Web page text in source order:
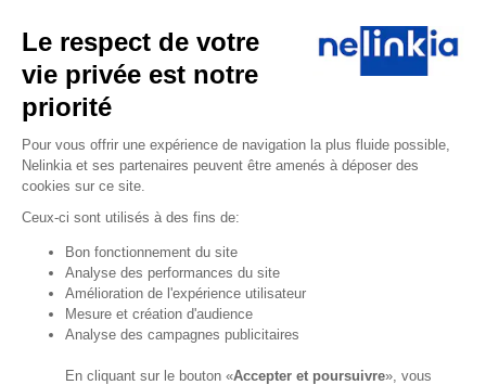
Un rideau à lanières PVC
transparent peut s’installer
aisément à l’entrée d’une
chambre froide. L’installation
est rapide (quelques minutes)
et le prix d’un rideau à lanières
PVC est très faible.
Il faut compter environ 75 € HT
soit environ 90 € TTC pour un
rideau standard largeur 915 mm
et hauteur 2000 mm.
Pour bénéficier du gain de
plus important, il est nécessaire
Le respect de votre
vie privée est notre
priorité
Plateforme de Gestion du
Pour vous offrir une expérience de navigation la plus fluide possible,
Nelinkia et ses partenaires peuvent être amenés à déposer des
cookies sur ce site.
Ceux-ci sont utilisés à des fins de:
Bon fonctionnement du site
Analyse des performances du site
Amélioration de l'expérience utilisateur
Mesure et création d'audience
Analyse des campagnes publicitaires
En cliquant sur le bouton «Accepter et poursuivre», vous
Axeptio consent